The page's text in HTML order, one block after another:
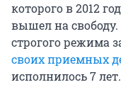
которого в 2012
вышел на
строгого режима
своих приемных
исполнилось 7 лет.